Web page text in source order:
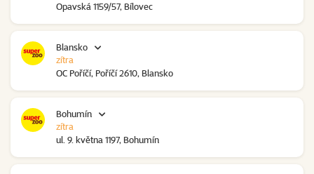
Opavská 1159/57, Bílovec
Blansko
OC Poříčí, Poříčí 2610, Blansko
zítra
Bohumín
ul. 9. května 1197, Bohumín
zítra